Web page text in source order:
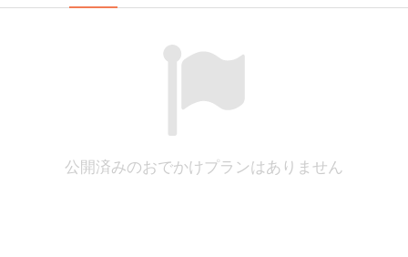
公開済みのおでかけプランはありません